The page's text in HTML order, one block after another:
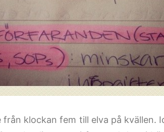
klockan fem till elva på kvällen.